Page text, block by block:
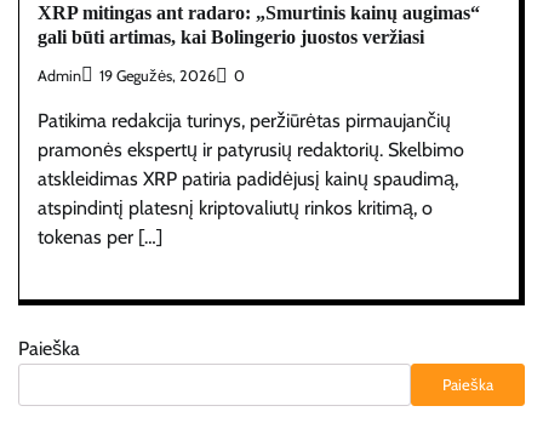
XRP mitingas ant radaro: „Smurtinis kainų augimas“
gali būti artimas, kai Bolingerio juostos veržiasi
Admin 19 Gegužės, 2026 0
Patikima redakcija turinys, peržiūrėtas pirmaujančių
pramonės ekspertų ir patyrusių redaktorių. Skelbimo
atskleidimas XRP patiria padidėjusį kainų spaudimą,
atspindintį platesnį kriptovaliutų rinkos kritimą, o
tokenas per […]
Paieška
Paieška